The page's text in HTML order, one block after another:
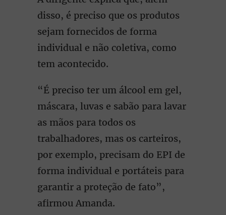
disso, é preciso que os produtos
sejam fornecidos de forma
individual e não coletiva, como
tem acontecido.
“É preciso ter um álcool em gel,
máscara, luvas e sabão para lavar
as mãos para todos os
trabalhadores, mas os carteiros,
por exemplo, precisam do EPI de
forma individual e portáteis para
garantir a proteção de fato”,
afirmou Amanda.